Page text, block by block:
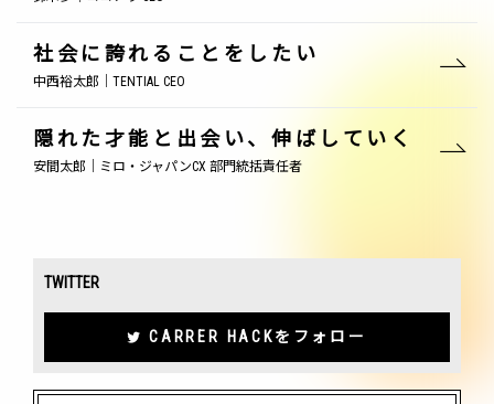
社会に誇れることをしたい
中西裕太郎｜TENTIAL CEO
隠れた才能と出会い、伸ばしていく
安間太郎｜ミロ・ジャパンCX 部門統括責任者
TWITTER
CARRER HACKをフォロー